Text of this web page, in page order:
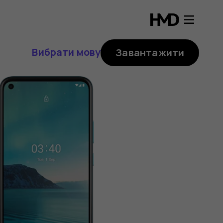
Вибрати мову Завантажити